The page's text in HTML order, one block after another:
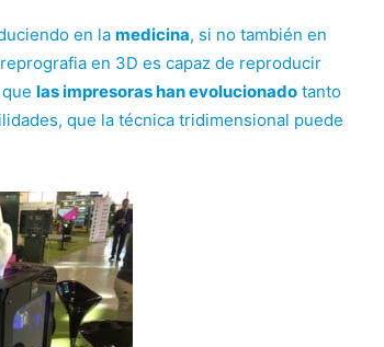
en la medicina, si no también en
en 3D es capaz de reproducir
las impresoras han evolucionado tanto
que la técnica tridimensional puede